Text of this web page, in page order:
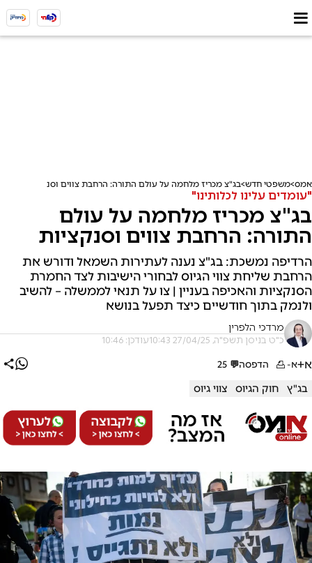
אמס משפטי חדש בג"צ מכריז מלחמה על עולם התורה: הרחבת צווים וסנקציות
"עומדים עלינו לכלותינו"
בג"צ מכריז מלחמה על עולם
התורה: הרחבת צווים וסנקציות
הרדיפה נמשכת: בג"צ נענה לעתירות השמאל ודורש את
הרחבת שליחת צווי הגיוס לבחורי הישיבות לצד החמרת
הסנקציות והאכיפה בעניין | צו על תנאי לממשלה – להשיב
ולנמק בתוך חודשיים כיצד תפעל בנושא
מרדכי הלפרין
כ"ט בניסן תשפ"ה, 27/04/25 10:43 עודכן: 10:46
א+א- הדפסה💬
25
בג"ץ חוק הגיוס צווי גיוס